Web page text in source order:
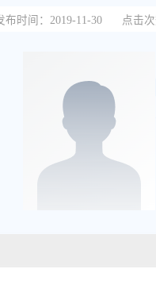
布时间：2019-11-30 点击次